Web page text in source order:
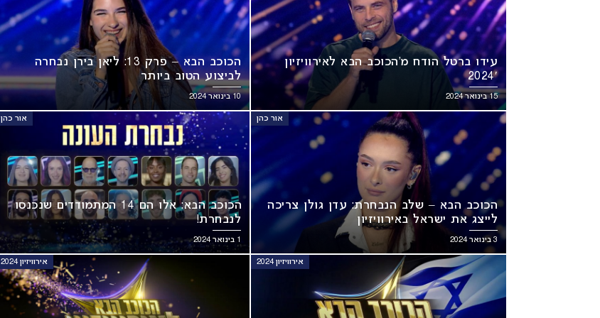
עידו ברטל הודח מ’הכוכב הבא לאירוויזיון
2024′
15 בינואר 2024
הכוכב הבא – פרק 13: ליאן בירן נבחרה
לביצוע הטוב ביותר
10 בינואר 2024
אור כהן
הכוכב הבא – שלב הנבחרת: עדן גולן צריכה
לייצג את ישראל באירוויזיון
3 בינואר 2024
אור כהן
הכוכב הבא: אלו הם 14 המתמודדים שנכנסו
לנבחרת!
1 בינואר 2024
אירוויזיון 2024 אירוויזיון 2024